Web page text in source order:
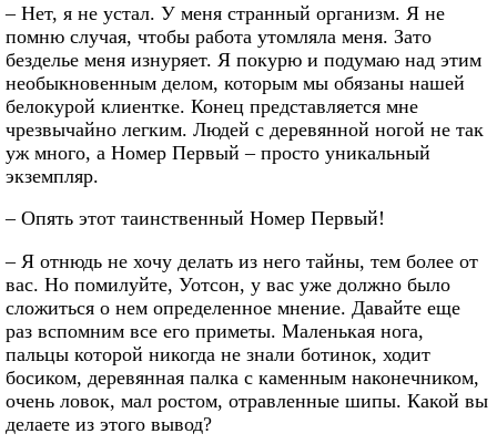
– Нет, я не устал. У меня странный организм. Я не
помню случая, чтобы работа утомляла меня. Зато
безделье меня изнуряет. Я покурю и подумаю над этим
необыкновенным делом, которым мы обязаны нашей
белокурой клиентке. Конец представляется мне
чрезвычайно легким. Людей с деревянной ногой не так
уж много, а Номер Первый – просто уникальный
экземпляр.
– Опять этот таинственный Номер Первый!
– Я отнюдь не хочу делать из него тайны, тем более от
вас. Но помилуйте, Уотсон, у вас уже должно было
сложиться о нем определенное мнение. Давайте еще
раз вспомним все его приметы. Маленькая нога,
пальцы которой никогда не знали ботинок, ходит
босиком, деревянная палка с каменным наконечником,
очень ловок, мал ростом, отравленные шипы. Какой вы
делаете из этого вывод?